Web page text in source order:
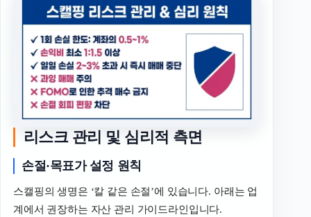
리스크 관리 및 심리적 측면
손절·목표가 설정 원칙
스캘핑의 생명은 ‘칼 같은 손절’에 있습니다. 아래는 업
계에서 권장하는 자산 관리 가이드라인입니다.